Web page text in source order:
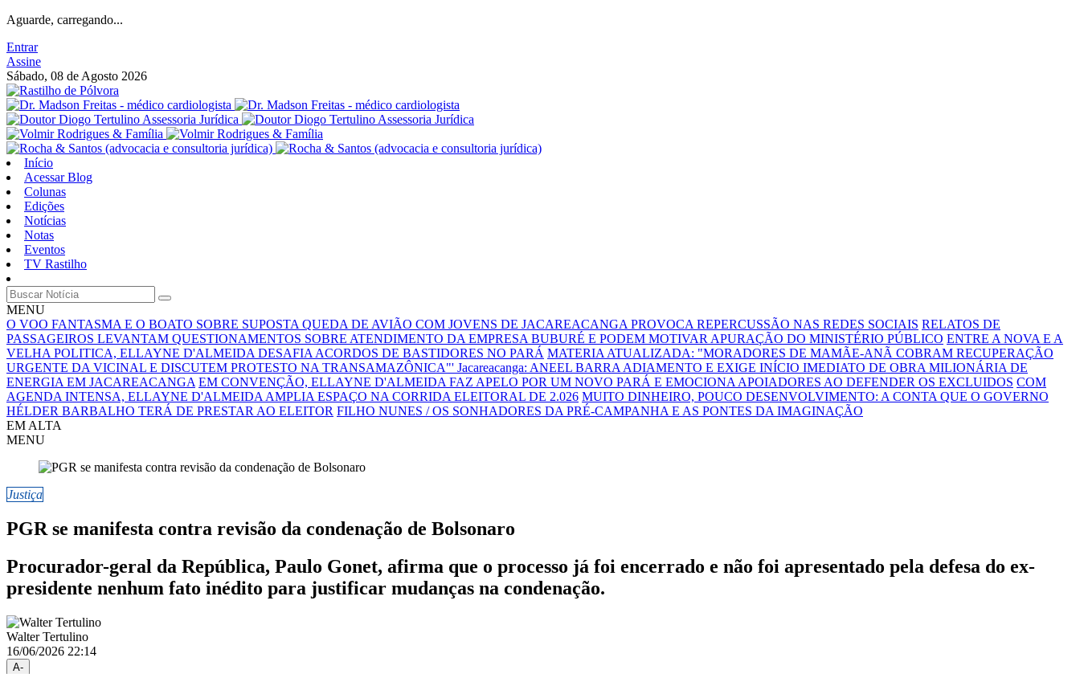
Aguarde, carregando...
Entrar
Assine
Sábado, 08 de Agosto 2026
Início
Acessar Blog
Colunas
Edições
Notícias
Notas
Eventos
TV Rastilho
MENU
O VOO FANTASMA E O BOATO SOBRE SUPOSTA QUEDA DE AVIÃO COM JOVENS DE JACAREACANGA PROVOCA REPERCUSSÃO NAS REDES SOCIAIS RELATOS DE
PASSAGEIROS LEVANTAM QUESTIONAMENTOS SOBRE ATENDIMENTO DA EMPRESA BUBURÉ E PODEM MOTIVAR APURAÇÃO DO MINISTÉRIO PÚBLICO ENTRE A NOVA E A
VELHA POLITICA, ELLAYNE D'ALMEIDA DESAFIA ACORDOS DE BASTIDORES NO PARÁ MATERIA ATUALIZADA: "MORADORES DE MAMÃE-ANÃ COBRAM RECUPERAÇÃO
URGENTE DA VICINAL E DISCUTEM PROTESTO NA TRANSAMAZÔNICA"' Jacareacanga: ANEEL BARRA ADIAMENTO E EXIGE INÍCIO IMEDIATO DE OBRA MILIONÁRIA DE
ENERGIA EM JACAREACANGA EM CONVENÇÃO, ELLAYNE D'ALMEIDA FAZ APELO POR UM NOVO PARÁ E EMOCIONA APOIADORES AO DEFENDER OS EXCLUIDOS COM
AGENDA INTENSA, ELLAYNE D'ALMEIDA AMPLIA ESPAÇO NA CORRIDA ELEITORAL DE 2.026 MUITO DINHEIRO, POUCO DESENVOLVIMENTO: A CONTA QUE O GOVERNO
HÉLDER BARBALHO TERÁ DE PRESTAR AO ELEITOR FILHO NUNES / OS SONHADORES DA PRÉ-CAMPANHA E AS PONTES DA IMAGINAÇÃO
EM ALTA
MENU
Justiça
PGR se manifesta contra revisão da condenação de Bolsonaro
Procurador-geral da República, Paulo Gonet, afirma que o processo já foi encerrado e não foi apresentado pela defesa do ex-
presidente nenhum fato inédito para justificar mudanças na condenação.
Walter Tertulino
16/06/2026 22:14
A-